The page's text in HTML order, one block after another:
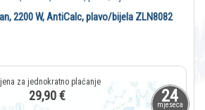
24
mjeseca
2200 W, AntiCalc, plavo/bijela ZLN8082
29,90 €